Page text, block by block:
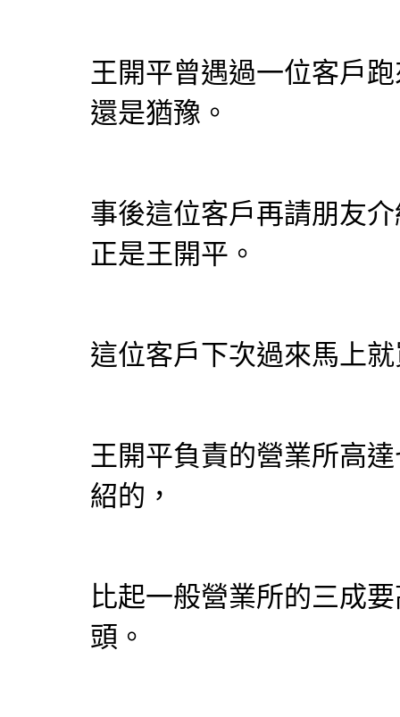
王開平曾遇過一位客戶
還是猶豫。
事後這位客戶再請朋友
正是王開平。
這位客戶下次過來馬上
王開平負責的營業所高
紹的，
比起一般營業所的三成
頭。